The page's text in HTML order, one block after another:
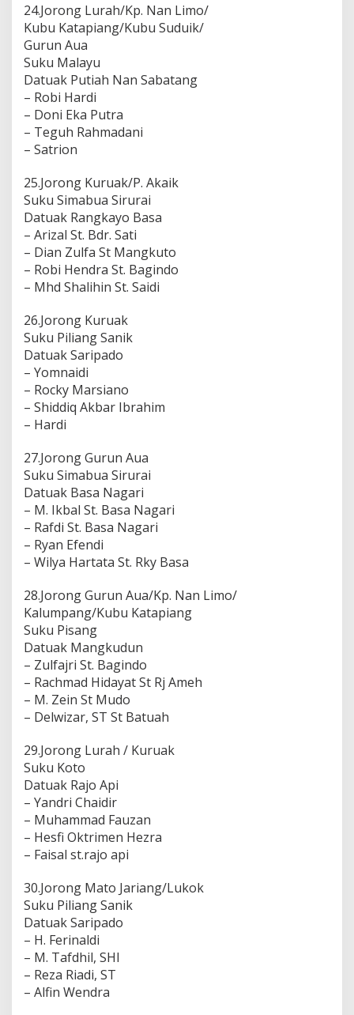
24.Jorong Lurah/Kp. Nan Limo/
Kubu Katapiang/Kubu Suduik/
Gurun Aua
Suku Malayu
Datuak Putiah Nan Sabatang
– Robi Hardi
– Doni Eka Putra
– Teguh Rahmadani
– Satrion
25.Jorong Kuruak/P. Akaik
Suku Simabua Sirurai
Datuak Rangkayo Basa
– Arizal St. Bdr. Sati
– Dian Zulfa St Mangkuto
– Robi Hendra St. Bagindo
– Mhd Shalihin St. Saidi
26.Jorong Kuruak
Suku Piliang Sanik
Datuak Saripado
– Yomnaidi
– Rocky Marsiano
– Shiddiq Akbar Ibrahim
– Hardi
27.Jorong Gurun Aua
Suku Simabua Sirurai
Datuak Basa Nagari
– M. Ikbal St. Basa Nagari
– Rafdi St. Basa Nagari
– Ryan Efendi
– Wilya Hartata St. Rky Basa
28.Jorong Gurun Aua/Kp. Nan Limo/
Kalumpang/Kubu Katapiang
Suku Pisang
Datuak Mangkudun
– Zulfajri St. Bagindo
– Rachmad Hidayat St Rj Ameh
– M. Zein St Mudo
– Delwizar, ST St Batuah
29.Jorong Lurah / Kuruak
Suku Koto
Datuak Rajo Api
– Yandri Chaidir
– Muhammad Fauzan
– Hesfi Oktrimen Hezra
– Faisal st.rajo api
30.Jorong Mato Jariang/Lukok
Suku Piliang Sanik
Datuak Saripado
– H. Ferinaldi
– M. Tafdhil, SHI
– Reza Riadi, ST
– Alfin Wendra